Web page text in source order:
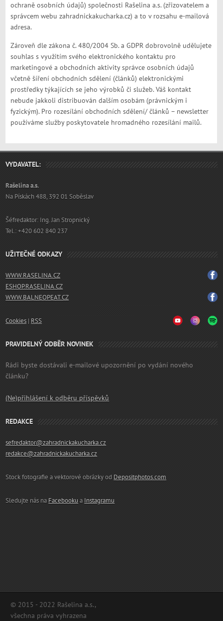
ochraně osobních údajů) společnosti Rašelina a.s. (zřizovatelem a
správcem webu zahradnickakucharka.cz) a to v rozsahu e-mailová
adresa.
Zároveň dle zákona č. 480/2004 Sb. a GDPR dobrovolně udělujete
souhlas s využitím svého elektronického kontaktu pro
marketingové a obchodních aktivity správce osobních údajů
včetně šíření obchodních sdělení (článků) elektronickými
prostředky týkajících se jeho výrobků či služeb. Váš kontakt
nebude jakkoli distribuován dalším osobám (právnickým i
fyzickým). Pro rozesílání obchodních sdělení/ článků – newsletter
používáme služby poskytovatele hromadného rozesílání mailů.
VYDAVATEL:
Rašelina a.s.
Na Pískách 488, 392 01 Soběslav
Šéfredaktor: Ing. Jan Stropnický
Tel.: +420 602 840 237
UŽITEČNÉ ODKAZY
WWW.RASELINA.CZ
ESHOP.RASELINA.CZ
WWW.BALNEOPEAT.CZ
Cookies | RSS
PRAVIDELNÝ ODBĚR NOVINEK
Rádi byste dostávali e-mailové upozornění po vydání nového
článku?
(Ne)přihlášení k odběru příspěvků
REDAKCE
sefredaktor@zahradnickakucharka.cz
redakce@zahradnickakucharka.cz
Stock fotografie a vektorové obrázky od Depositphotos.com
Sledujte nás na Facebooku a Instagramu
© 2015 - 2022 Rašelina a.s.,
všechna práva vyhrazena